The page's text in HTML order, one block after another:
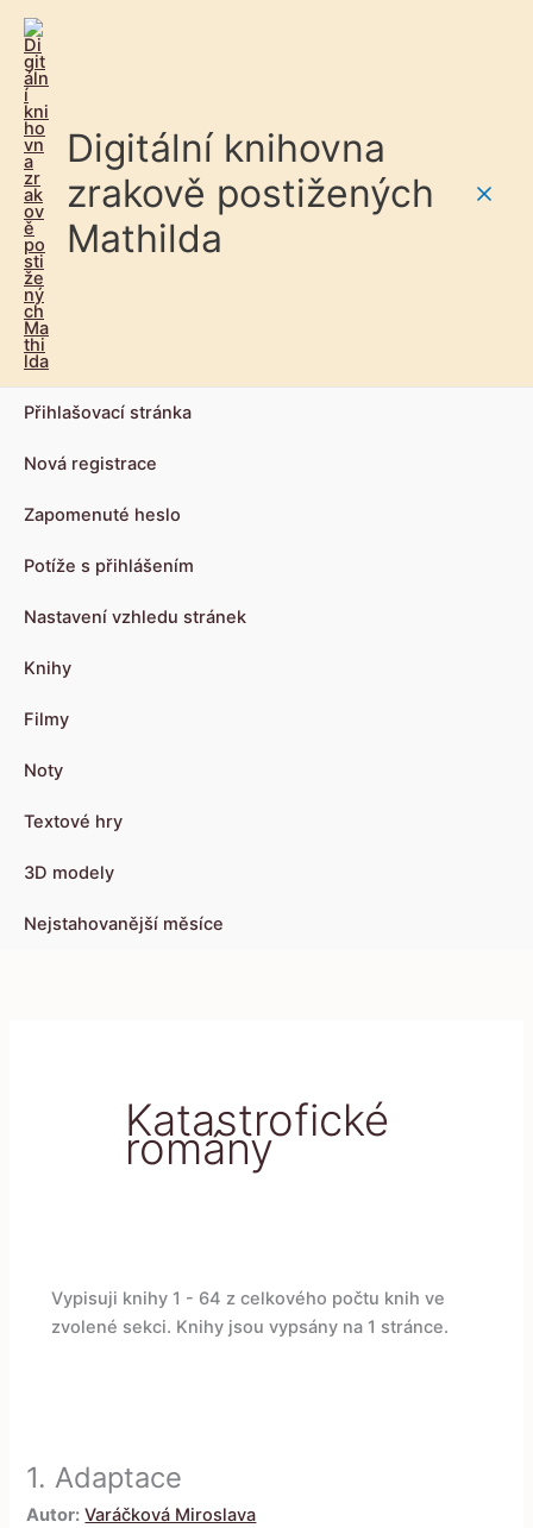
Digitální knihovna
zrakově postižených
Mathilda
Přihlašovací stránka
Nová registrace
Zapomenuté heslo
Potíže s přihlášením
Nastavení vzhledu stránek
Knihy
Filmy
Noty
Textové hry
3D modely
Nejstahovanější měsíce
Katastrofické
romány
Vypisuji knihy 1 - 64 z celkového počtu knih ve
zvolené sekci. Knihy jsou vypsány na 1 stránce.
1. Adaptace
Autor: Varáčková Miroslava